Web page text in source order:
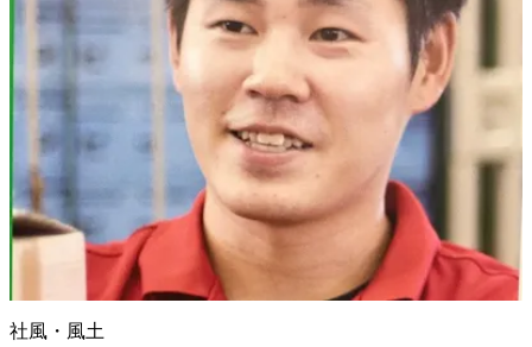
社風・風土